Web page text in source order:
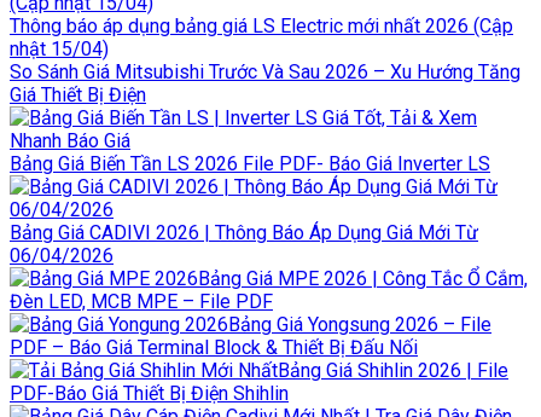
Thông báo áp dụng bảng giá LS Electric mới nhất 2026 (Cập
nhật 15/04)
So Sánh Giá Mitsubishi Trước Và Sau 2026 – Xu Hướng Tăng
Giá Thiết Bị Điện
Bảng Giá Biến Tần LS 2026 File PDF- Báo Giá Inverter LS
Bảng Giá CADIVI 2026 | Thông Báo Áp Dụng Giá Mới Từ
06/04/2026
Bảng Giá MPE 2026 | Công Tắc Ổ Cắm,
Đèn LED, MCB MPE – File PDF
Bảng Giá Yongsung 2026 – File
PDF – Báo Giá Terminal Block & Thiết Bị Đấu Nối
Bảng Giá Shihlin 2026 | File
PDF-Báo Giá Thiết Bị Điện Shihlin